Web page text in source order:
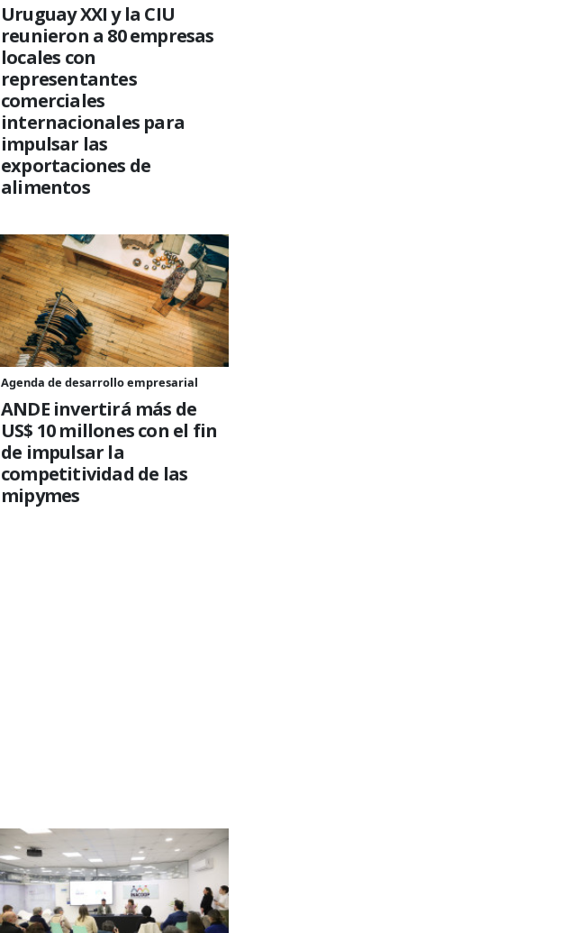
Uruguay XXI y la CIU
reunieron a 80 empresas
locales con
representantes
comerciales
internacionales para
impulsar las
exportaciones de
alimentos
Agenda de desarrollo empresarial
ANDE invertirá más de
US$ 10 millones con el fin
de impulsar la
competitividad de las
mipymes